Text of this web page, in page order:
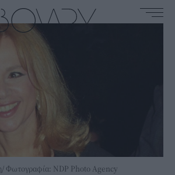
Φωτογραφία: NDP Photo Agency